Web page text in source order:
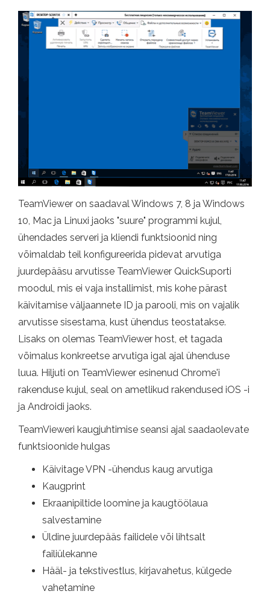
TeamViewer on saadaval Windows 7, 8 ja Windows
10, Mac ja Linuxi jaoks "suure" programmi kujul,
ühendades serveri ja kliendi funktsioonid ning
võimaldab teil konfigureerida pidevat arvutiga
juurdepääsu arvutisse TeamViewer QuickSuporti
moodul, mis ei vaja installimist, mis kohe pärast
käivitamise väljaannete ID ja parooli, mis on vajalik
arvutisse sisestama, kust ühendus teostatakse.
Lisaks on olemas TeamViewer host, et tagada
võimalus konkreetse arvutiga igal ajal ühenduse
luua. Hiljuti on TeamViewer esinenud Chrome'i
rakenduse kujul, seal on ametlikud rakendused iOS -i
ja Androidi jaoks.
TeamVieweri kaugjuhtimise seansi ajal saadaolevate
funktsioonide hulgas
Käivitage VPN -ühendus kaug arvutiga
Kaugprint
Ekraanipiltide loomine ja kaugtöölaua
salvestamine
Üldine juurdepääs failidele või lihtsalt
failiülekanne
Hääl- ja tekstivestlus, kirjavahetus, külgede
vahetamine